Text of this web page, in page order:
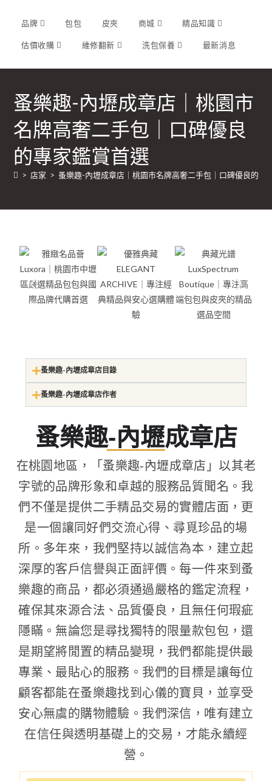
品牌 包包 皮夾 商城 精品知識
估價收購 維修翻新 洗包保養 最新消息
蚤樂趣-內壢成章店｜桃園市
名牌高奢二手包｜口碑優良
的專家鑑賞首選
> 店家 > 蚤樂趣-內壢成章店｜桃園市名牌高奢二手包｜口碑優良的專
蚤樂趣-內壢成章店目錄
蚤樂趣-內壢成章店作者
蚤樂趣-內壢成章店
在桃園地區，「蚤樂趣-內壢成章店」以其老
字號的品牌形象和卓越的服務品質聞名。我
們不僅是提供二手精品交易的實體店面，更
是一個讓同好們交流心得、尋覓珍品的場
所。多年來，我們堅持以誠信為本，建立起
深厚的客戶信譽與正面評價。每一件來到蚤
樂趣的商品，都必須通過嚴格的鑑定流程，
確保其來源合法、品質優良，且無任何瑕疵
隱瞞。無論您是尋找獨特的限量款包包，還
是期望將閒置的精品變現，我們都能提供最
專業、最貼心的服務。我們的目標是讓每位
顧客都能在蚤樂趣找到心儀的寶貝，並享受
安心無虞的購物體驗。我們深信，唯有建立
在信任與透明基礎上的交易，才能永續經
營。